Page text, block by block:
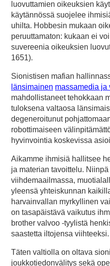
luovuttamien oikeuksien
käytännössä suojelee
uhilta. Hobbesin mukaan
peruuttamaton: kukaan ei
suvereenia oikeuksien
1651).
Sionistisen mafian
länsimainen massamedia ja
mahdollistaneet tehokkaan
tuloksena valtaosa
degeneroitunut
robottimaiseen
hyvinvointia koskevissa
Aikamme ihmisiä hallitsee
ja materian tavoittelu.
viihdemaailmassa,
yleensä yhteiskunnan
harvainvallan myrkyllinen
on tasapäistävä vaikutus
brother valvoo -tyylistä
saastetta iltojensa viihteeksi.
Täten valtiolla on oltava
joukkotiedonvälitys sekä